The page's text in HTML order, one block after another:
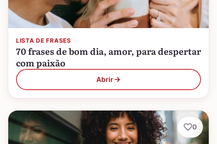
LISTA DE FRASES
70 frases de bom dia, amor, para despertar
com paixão
Abrir
0